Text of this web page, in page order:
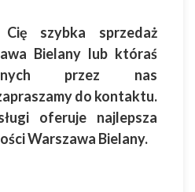
Cię szybka sprzedaż
Bielany lub któraś
przez nas
do kontaktu.
oferuje najlepsza
Warszawa Bielany.